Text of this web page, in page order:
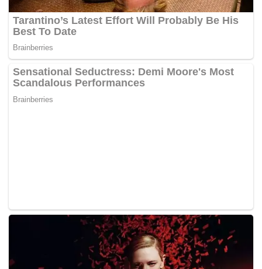
mengekalkan harga beras tempatan, yang dikhuatiri akan
menyebabkan kegiatan mencampur beras tempatan ini
terus berleluasa.
“Dengan pengumuman menteri hari ini, peruntukan RM150
juta untuk mengimbangi harga RM2.60 beras tempatan,
bermakna industri, pihak yang memanipulasikan beras
Mat Sabu